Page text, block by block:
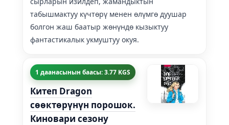
табышмактуу күчтөрү менен өлүмгө дуушар
болгон жаш баатыр жөнүндө кызыктуу
фантастикалык укмуштуу окуя.
1 даанасынын баасы: 3.77 KGS
Китеп Dragon
сөөктөрүнүн порошок.
Киновари сезону